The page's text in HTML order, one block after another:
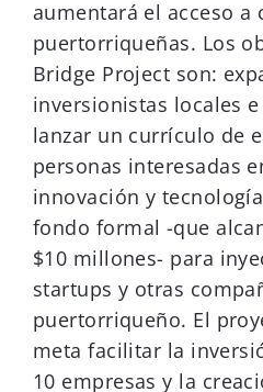
aumentará el acceso a
puertorriqueñas. Los
Bridge Project son:
inversionistas locales
lanzar un currículo de
personas interesadas
innovación y
fondo formal -que
$10 millones- para
startups y otras
puertorriqueño. El
meta facilitar la
10 empresas y la